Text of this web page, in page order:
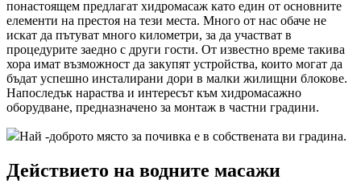
понастоящем предлагат хидромасаж като един от основните
елементи на престоя на тези места. Много от нас обаче не
искат да пътуват много километри, за да участват в
процедурите заедно с други гости. От известно време такива
хора имат възможност да закупят устройства, които могат да
бъдат успешно инсталирани дори в малки жилищни блокове.
Напоследък нараства и интересът към хидромасажно
оборудване, предназначено за монтаж в частни градини.
Най -доброто място за почивка е в собствената ви градина.
Действието на водните масажи